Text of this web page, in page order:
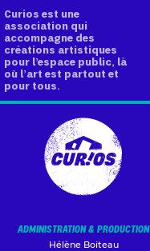
Curios est une
association qui
accompagne des
créations artistiques
pour l’espace public, là
où l’art est partout et
pour tous.
ADMINISTRATION & PRODUCTION
Hélène Boiteau